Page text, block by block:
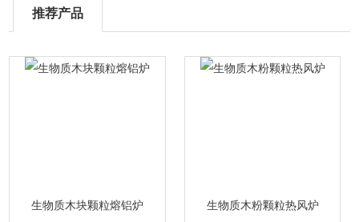
推荐产品
生物质木块颗粒熔铝炉 生物质木粉颗粒热风炉